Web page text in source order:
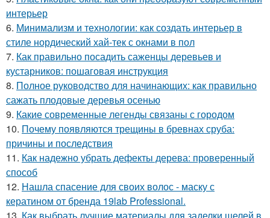
интерьер
6. Минимализм и технологии: как создать интерьер в
стиле нордический хай-тек с окнами в пол
7. Как правильно посадить саженцы деревьев и
кустарников: пошаговая инструкция
8. Полное руководство для начинающих: как правильно
сажать плодовые деревья осенью
9. Какие современные легенды связаны с городом
10. Почему появляются трещины в бревнах сруба:
причины и последствия
11. Как надежно убрать дефекты дерева: проверенный
способ
12. Нашла спасение для своих волос - маску с
кератином от бренда 19lab Professional.